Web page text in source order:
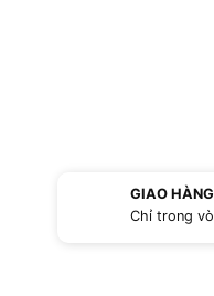
GIAO
Chỉ trong